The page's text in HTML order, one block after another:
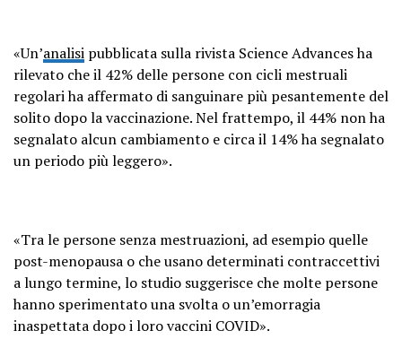
«Un’analisi pubblicata sulla rivista Science Advances ha
rilevato che il 42% delle persone con cicli mestruali
regolari ha affermato di sanguinare più pesantemente del
solito dopo la vaccinazione. Nel frattempo, il 44% non ha
segnalato alcun cambiamento e circa il 14% ha segnalato
un periodo più leggero».
«Tra le persone senza mestruazioni, ad esempio quelle
post-menopausa o che usano determinati contraccettivi
a lungo termine, lo studio suggerisce che molte persone
hanno sperimentato una svolta o un’emorragia
inaspettata dopo i loro vaccini COVID».